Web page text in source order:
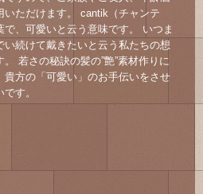
いただけます。 cantik（チャンテ
で、可愛いと云う意味です。 いつま
続けて戴きたいと云う私たちの想
若さの秘訣の髪の”艶”素材作りに
貴方の「可愛い」のお手伝いをさせ
す。